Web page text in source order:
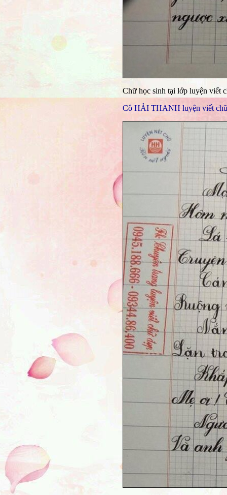
Chữ học sinh tại lớp luyện viết
Cô HẢI THANH luyện viết